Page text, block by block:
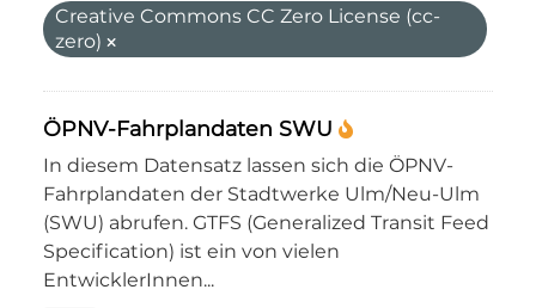
Creative Commons CC Zero License (cc-
zero)
ÖPNV-Fahrplandaten SWU
In diesem Datensatz lassen sich die ÖPNV-
Fahrplandaten der Stadtwerke Ulm/Neu-Ulm
(SWU) abrufen. GTFS (Generalized Transit Feed
Specification) ist ein von vielen
EntwicklerInnen...